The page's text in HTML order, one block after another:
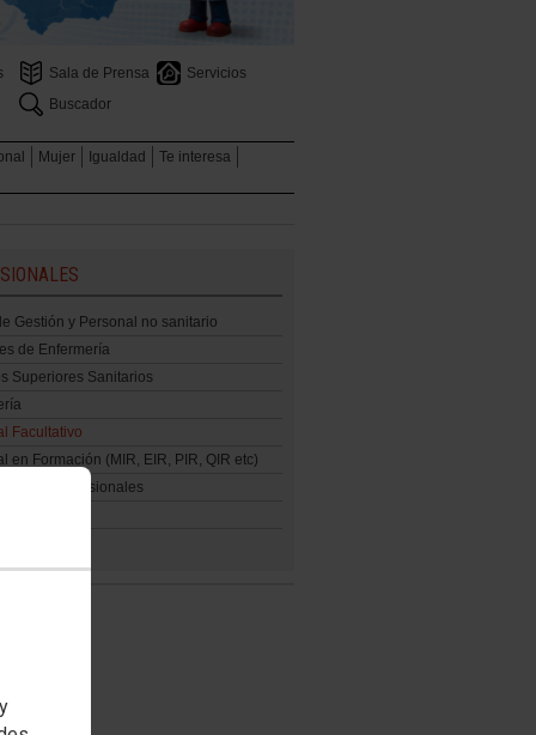
Sala de Prensa
Servicios
Buscador
Mujer Igualdad
Te interesa
Gestión y Personal no sanitario
de Enfermería
Superiores Sanitarios
Facultativo
en Formación (MIR, EIR, PIR, QIR etc)
Profesionales